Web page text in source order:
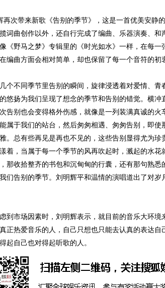
带来新歌《告别的季节》，这是一首优美安静
词曲创作以外，还自行完成了编曲、乐器演奏、和
《野马之梦》专辑里的《时光如水》一样，在每一
编曲方面会相对简单，却也保留了每一个音符的初
不同季节里告别的瞬间，旋律浸透着对爱情、青
悠扬为我们呈现了想念的季节和告别的错觉。横冲
告别也会变得格外伤感，就像是一列装满真诚的火
属于我们的站台，然后匆匆相遇、匆匆告别，即使
。总有些再见是再也不见的，这些告别显得尤为珍
着，当属于每一个季节的风再吹起时，溅起的水花
那收拾整齐的书包和沉甸甸的行囊，还有那句熟悉
们告别的季节。刘明辉平和温情的演唱道出了对岁
市场因素时，刘明辉表示，就目前的音乐大环境
正热爱音乐的人，自己只想也只能去认真的表达自
起自己也对得起听歌的人。